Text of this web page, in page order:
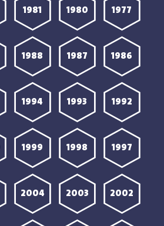
1977
1980
1981
1986
1987
1988
1992
1993
1994
1997
1998
1999
2002
2003
2004